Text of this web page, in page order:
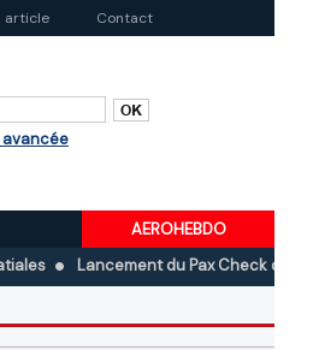
article Contact
AEROHEBDO
Lancement du Pax Check dans les